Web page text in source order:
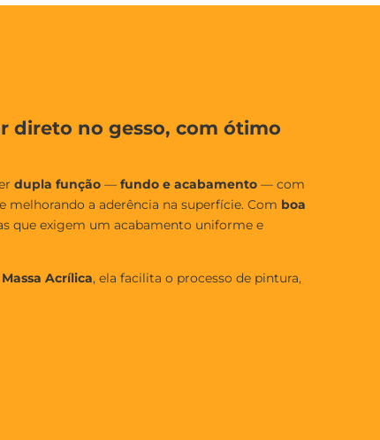
direto no gesso, com ótimo
dupla função — fundo e acabamento — com
e melhorando a aderência na superfície. Com boa
que exigem um acabamento uniforme e
Massa Acrílica, ela facilita o processo de pintura,